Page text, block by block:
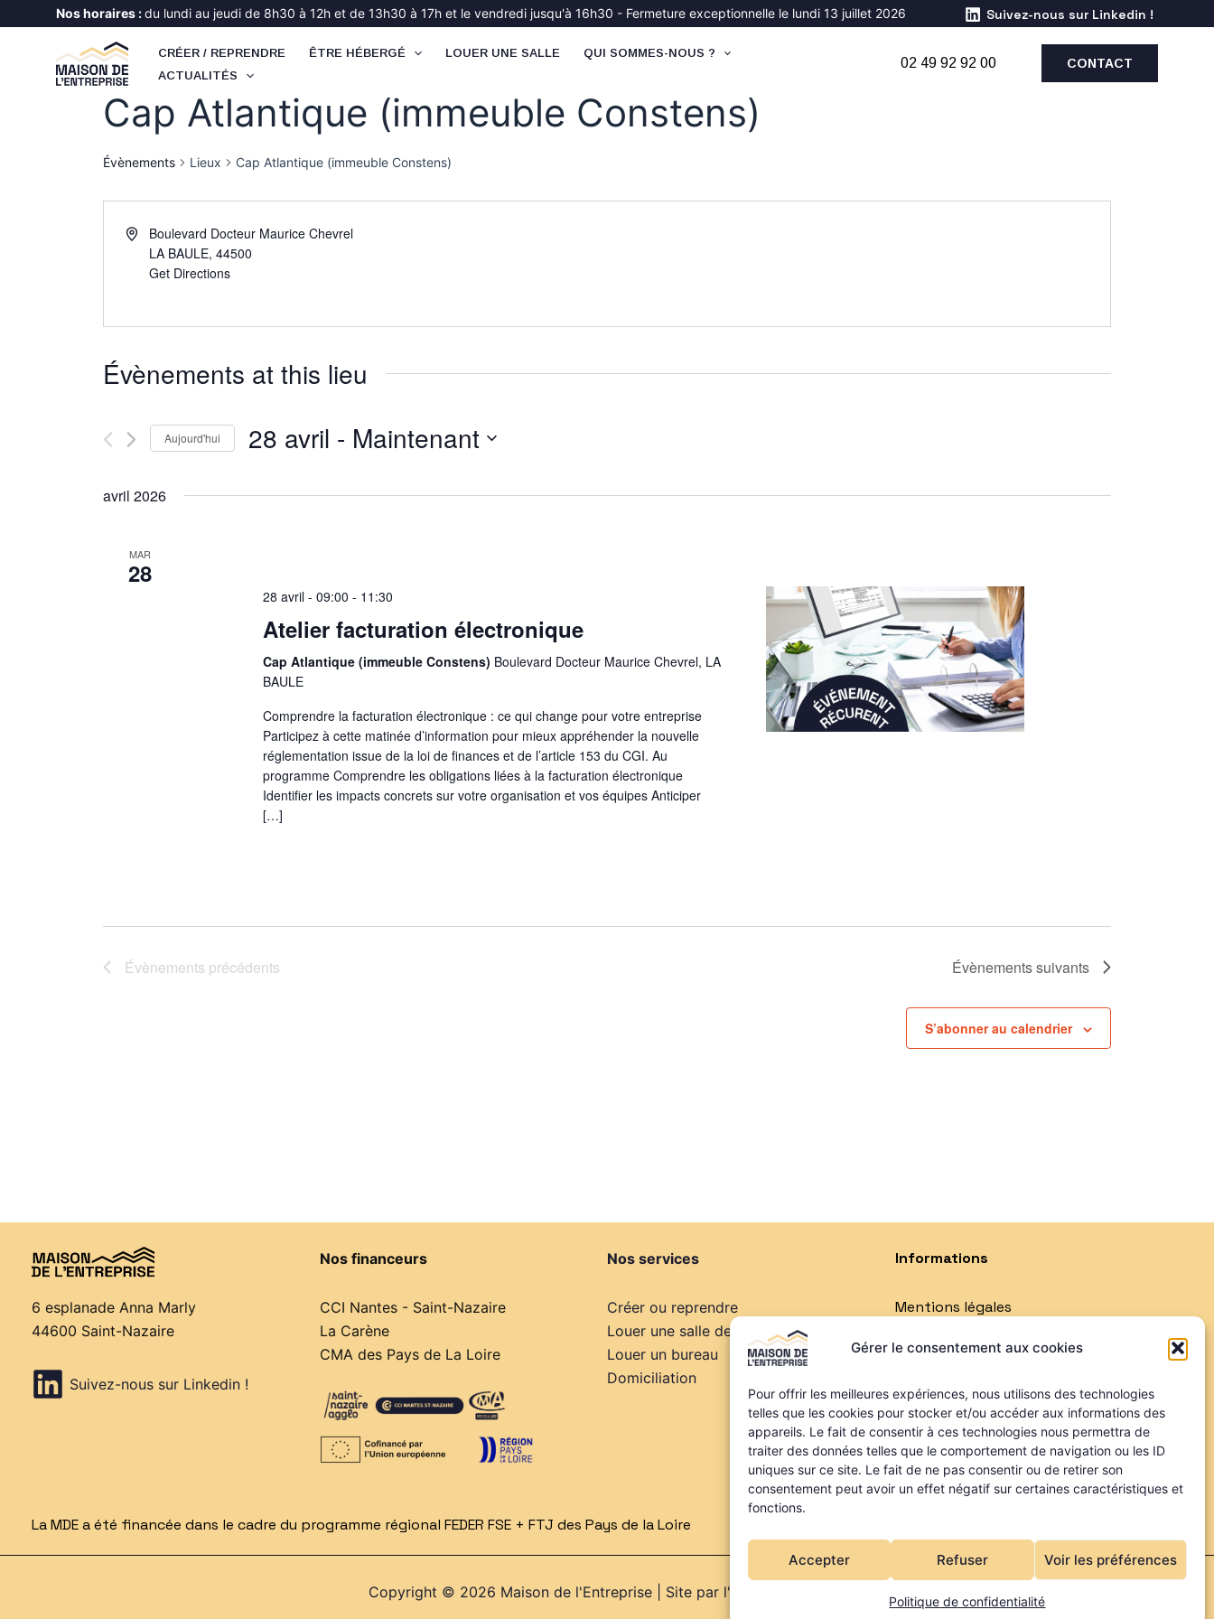
Gérer le consentement aux cookies
Pour offrir les meilleures expériences, nous utilisons des technologies
telles que les cookies pour stocker et/ou accéder aux informations des
appareils. Le fait de consentir à ces technologies nous permettra de
traiter des données telles que le comportement de navigation ou les ID
uniques sur ce site. Le fait de ne pas consentir ou de retirer son
consentement peut avoir un effet négatif sur certaines caractéristiques et
fonctions.
Accepter Refuser Voir les préférences
Politique de confidentialité
Nos horaires :du lundi au jeudi de 8h30 à 12h et de 13h30 à 17h et le vendredi jusqu'à 16h30 - Fermeture exceptionnelle le lundi 13 juillet 2026 Suivez-nous sur Linkedin !
CRÉER / REPRENDRE ÊTRE HÉBERGÉ LOUER UNE SALLE
QUI SOMMES-NOUS ?
ACTUALITÉS
02 49 92 92 00 CONTACT
Cap Atlantique (immeuble Constens)
Évènements Lieux Cap Atlantique (immeuble Constens)
Boulevard Docteur Maurice Chevrel
LA BAULE, 44500
Get Directions
Évènements at this lieu
Aujourd'hui 28 avril - Maintenant
avril 2026
MAR
28
28 avril - 09:00 - 11:30
Atelier facturation électronique
Cap Atlantique (immeuble Constens) Boulevard Docteur Maurice Chevrel, LA
BAULE
Comprendre la facturation électronique : ce qui change pour votre entreprise
Participez à cette matinée d’information pour mieux appréhender la nouvelle
réglementation issue de la loi de finances et de l’article 153 du CGI. Au
programme Comprendre les obligations liées à la facturation électronique
Identifier les impacts concrets sur votre organisation et vos équipes Anticiper
[…]
Évènements précédents Évènementssuivants
S’abonner au calendrier
6 esplanade Anna Marly
44600 Saint-Nazaire
Suivez-nous sur Linkedin !
Nos financeurs
CCI Nantes - Saint-Nazaire
La Carène
CMA des Pays de La Loire
Nos services
Créer ou reprendre
Louer une salle de réunion
Louer un bureau
Domiciliation
Informations
Mentions légales
Qui sommes-nous ?
La MDE a été financée dans le cadre du programme régional FEDER FSE + FTJ des Pays de la Loire
Copyright © 2026 Maison de l'Entreprise | Site par l'